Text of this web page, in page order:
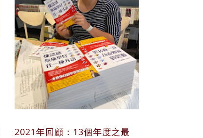
2021年回顧：13個年度之最